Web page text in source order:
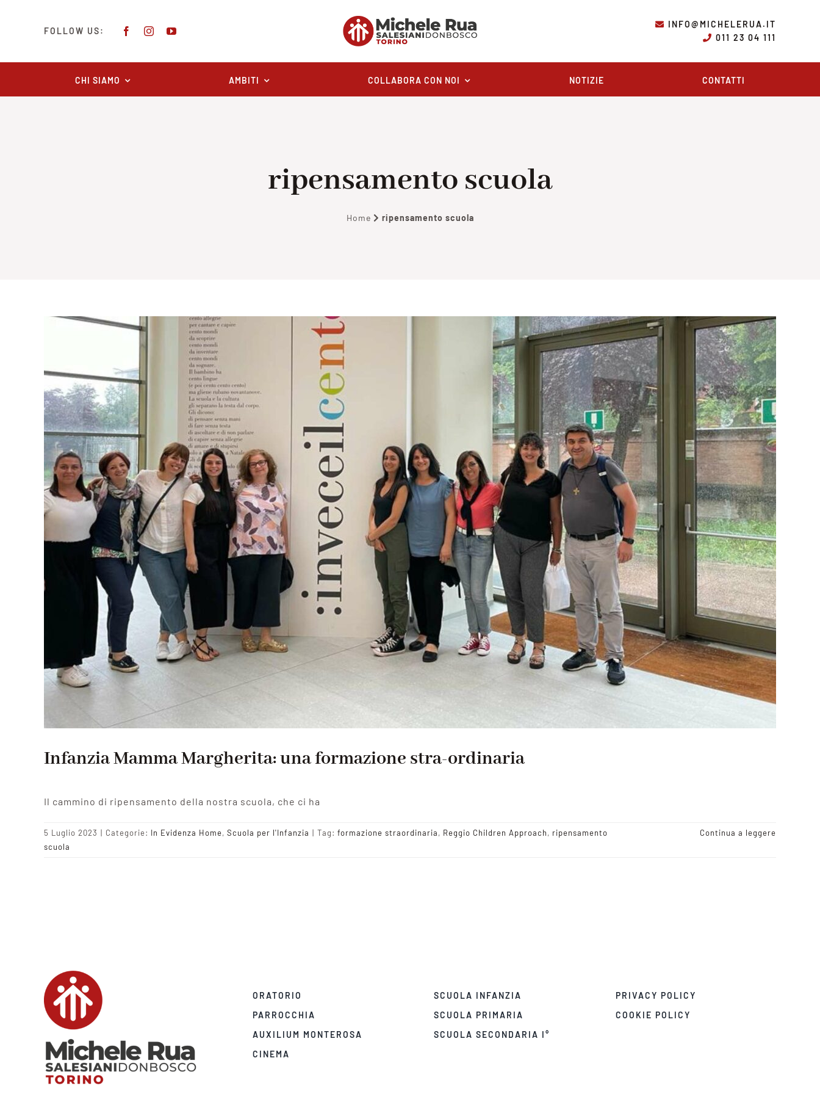
FOLLOW US:
INFO@MICHELERUA.IT
011 23 04 111
CHI SIAMO AMBITI COLLABORA CON NOI NOTIZIE CONTATTI
ripensamento scuola
Home ripensamento scuola
Infanzia Mamma Margherita: una formazione stra-ordinaria
Il cammino di ripensamento della nostra scuola, che ci ha
5 Luglio 2023 | Categorie: In Evidenza Home, Scuola per l'Infanzia | Tag: formazione straordinaria, Reggio Children Approach, ripensamento
scuola
Continua a leggere
ORATORIO
PARROCCHIA
AUXILIUM MONTEROSA
CINEMA
SCUOLA INFANZIA
SCUOLA PRIMARIA
SCUOLA SECONDARIA I°
PRIVACY POLICY
COOKIE POLICY